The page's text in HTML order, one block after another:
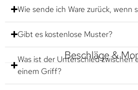
Wie sende ich Ware zurück, wenn
Gibt es kostenlose Muster?
Beschläge &
Was ist der Unterschied zwischen
einem Griff?